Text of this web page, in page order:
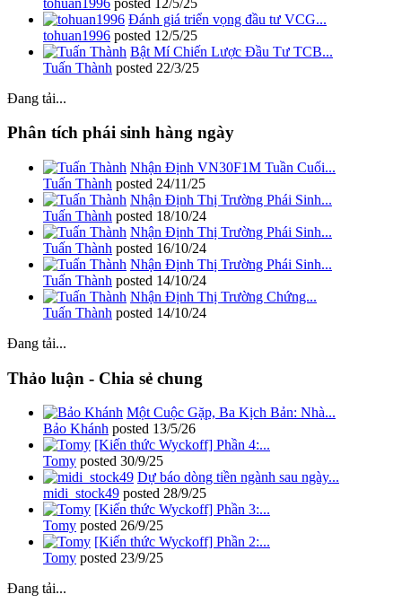
Đánh giá triển vọng đầu tư VCG...
tohuan1996 posted 12/5/25
Bật Mí Chiến Lược Đầu Tư TCB...
Tuấn Thành posted 22/3/25
Đang tải...
Phân tích phái sinh hàng ngày
Nhận Định VN30F1M Tuần Cuối...
Tuấn Thành posted 24/11/25
Nhận Định Thị Trường Phái Sinh...
Tuấn Thành posted 18/10/24
Nhận Định Thị Trường Phái Sinh...
Tuấn Thành posted 16/10/24
Nhận Định Thị Trường Phái Sinh...
Tuấn Thành posted 14/10/24
Nhận Định Thị Trường Chứng...
Tuấn Thành posted 14/10/24
Đang tải...
Thảo luận - Chia sẻ chung
Một Cuộc Gặp, Ba Kịch Bản: Nhà...
Bảo Khánh posted 13/5/26
[Kiến thức Wyckoff] Phần 4:...
Tomy posted 30/9/25
Dự báo dòng tiền ngành sau ngày...
midi_stock49 posted 28/9/25
[Kiến thức Wyckoff] Phần 3:...
Tomy posted 26/9/25
[Kiến thức Wyckoff] Phần 2:...
Tomy posted 23/9/25
Đang tải...